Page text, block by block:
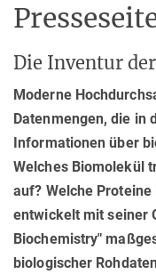
Die Inventur
Moderne
Datenmengen, die in
Informationen über
Welches Biomolekül
auf? Welche
entwickelt mit seiner
Biochemistry"
biologischer